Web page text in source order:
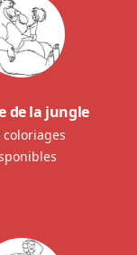
de la jungle
coloriages